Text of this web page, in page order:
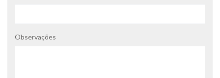
Observações